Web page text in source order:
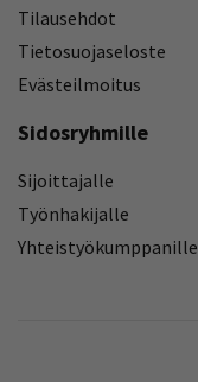
Tilausehdot
Tietosuojaseloste
Evästeilmoitus
Sidosryhmille
Sijoittajalle
Työnhakijalle
Yhteistyökumppanille